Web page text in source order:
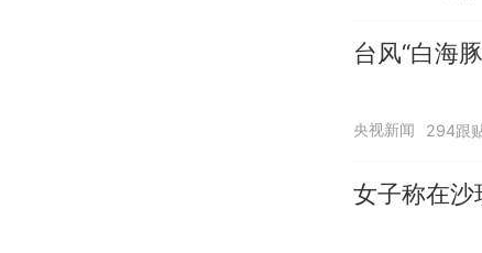
台风“白海
央视新闻 294跟
女子称在